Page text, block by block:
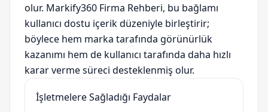
olur. Markify360 Firma Rehberi, bu bağlamı
kullanıcı dostu içerik düzeniyle birleştirir;
böylece hem marka tarafında görünürlük
kazanımı hem de kullanıcı tarafında daha hızlı
karar verme süreci desteklenmiş olur.
İşletmelere Sağladığı Faydalar